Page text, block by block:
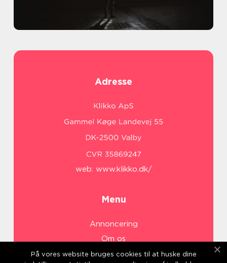
Adresse
web: www.klikko.dk/
Menu
Annoncering
Om os
Cookies
På vores website bruges cookies til at huske dine